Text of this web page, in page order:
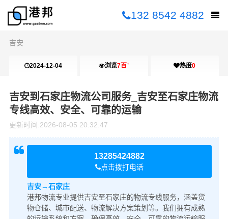
132 8542 4882
吉安
2024-12-04 浏览7百+ 热度0
吉安到石家庄物流公司服务_吉安至石家庄物流
专线高效、安全、可靠的运输
更新时间:2026-08-05 20:32:47
13285424882
点击拨打电话
吉安→石家庄
港邦物流专业提供吉安至石家庄的物流专线服务，涵盖货
物仓储、城市配送、物流解决方案策划等。我们拥有成熟